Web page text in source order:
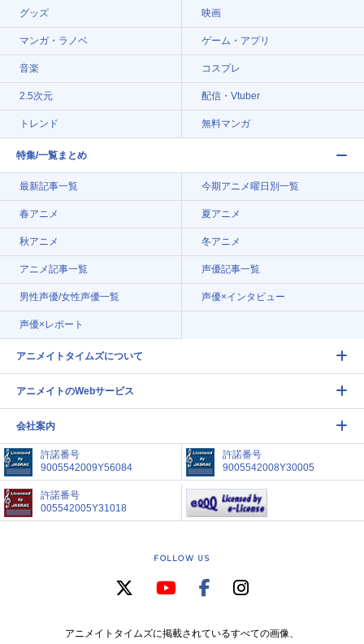
グッズ 映画
マンガ・ラノベ ゲーム・アプリ
音楽 コスプレ
2.5次元 配信・Vtuber
トレンド 無料マンガ
特集/一覧まとめ
最新記事一覧 今期アニメ曜日別一覧
春アニメ 夏アニメ
秋アニメ 冬アニメ
アニメ記事一覧 声優記事一覧
男性声優/女性声優一覧 声優×インタビュー
声優×レポート
アニメイトタイムズについて
アニメイトのWebサービス
会社案内
許諾番号
9005542009Y56084
許諾番号
9005542008Y30005
許諾番号
005542005Y31018
FOLLOW US
アニメイトタイムズに掲載されているすべての画像、